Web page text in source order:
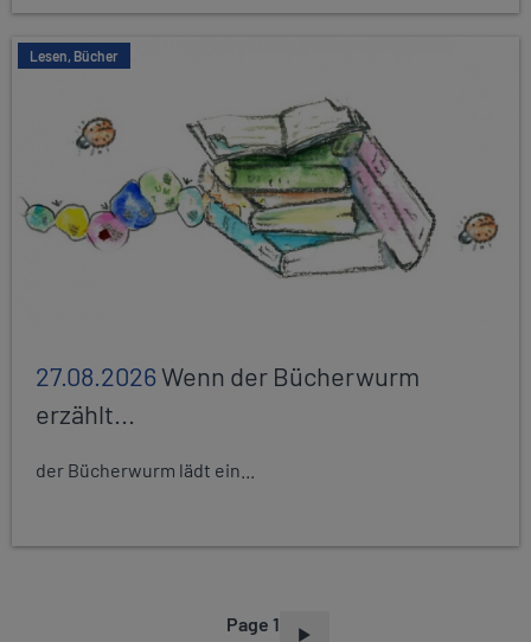
Lesen, Bücher
27.08.2026Wenn der Bücherwurm
erzählt...
der Bücherwurm lädt ein...
Page 1